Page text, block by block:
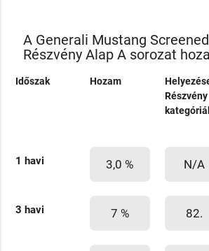
A Generali Mustang
Részvény Alap A sorozat
Időszak Hozam
Részvény
1 havi 3,0 % N/A
3 havi 7 % 82.